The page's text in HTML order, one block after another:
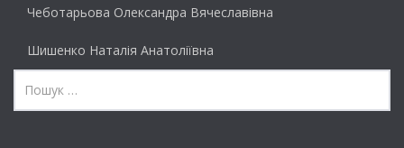
Чеботарьова Олександра Вячеславівна
Шишенко Наталія Анатоліївна